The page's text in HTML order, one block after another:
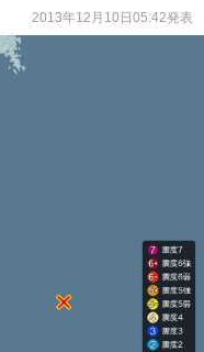
2013年12月10日05:42発表